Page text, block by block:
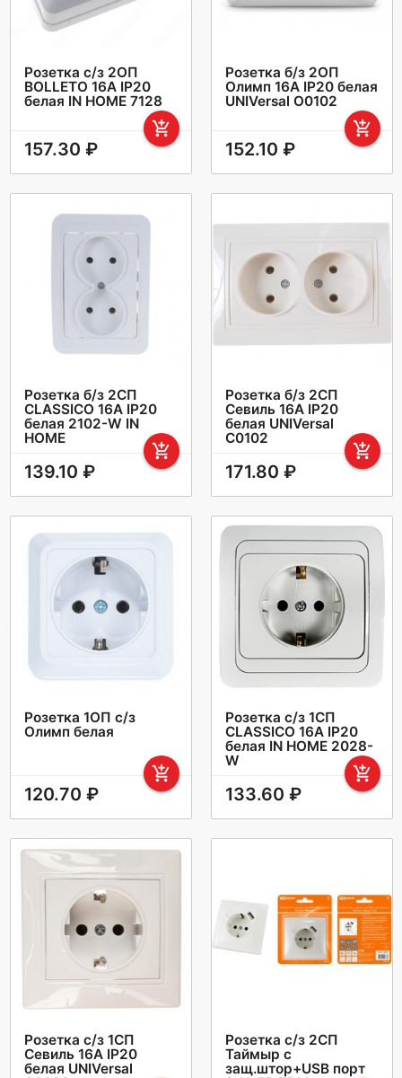
Розетка с/з 2ОП
BOLLETO 16А IP20
белая IN HOME 7128
add_shopping_cart
157.30 ₽
Розетка б/з 2ОП
Олимп 16А IP20 белая
UNIVersal О0102
add_shopping_cart
152.10 ₽
Розетка б/з 2СП
CLASSICO 16А IP20
белая 2102-W IN
HOME
add_shopping_cart
139.10 ₽
Розетка б/з 2СП
Севиль 16А IP20
белая UNIVersal
С0102
add_shopping_cart
171.80 ₽
Розетка 1ОП с/з
Олимп белая
add_shopping_cart
120.70 ₽
Розетка с/з 1СП
CLASSICO 16A IP20
белая IN HOME 2028-
W
add_shopping_cart
133.60 ₽
Розетка с/з 1СП
Севиль 16А IP20
белая UNIVersal
Розетка с/з 2СП
Таймыр c
защ.штор+USB порт